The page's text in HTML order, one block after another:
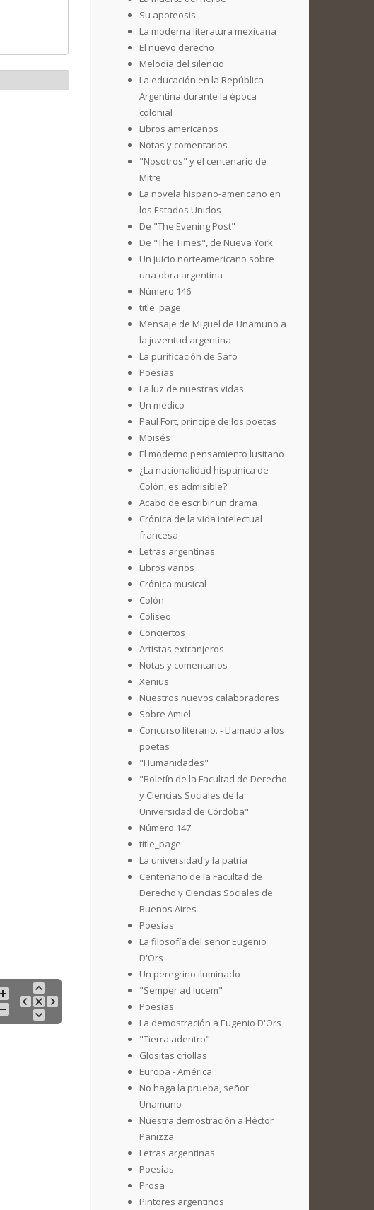
Su apoteosis
La moderna literatura mexicana
El nuevo derecho
Melodía del silencio
La educación en la República
Argentina durante la época
colonial
Libros americanos
Notas y comentarios
"Nosotros" y el centenario de
Mitre
La novela hispano-americano en
los Estados Unidos
De "The Evening Post"
De "The Times", de Nueva York
Un juicio norteamericano sobre
una obra argentina
Número 146
title_page
Mensaje de Miguel de Unamuno a
la juventud argentina
La purificación de Safo
Poesías
La luz de nuestras vidas
Un medico
Paul Fort, principe de los poetas
Moisés
El moderno pensamiento lusitano
¿La nacionalidad hispanica de
Colón, es admisible?
Acabo de escribir un drama
Crónica de la vida intelectual
francesa
Letras argentinas
Libros varios
Crónica musical
Colón
Coliseo
Conciertos
Artistas extranjeros
Notas y comentarios
Xenius
Nuestros nuevos calaboradores
Sobre Amiel
Concurso literario. - Llamado a los
poetas
"Humanidades"
"Boletín de la Facultad de Derecho
y Ciencias Sociales de la
Universidad de Córdoba"
Número 147
title_page
La universidad y la patria
Centenario de la Facultad de
Derecho y Ciencias Sociales de
Buenos Aires
Poesías
La filosofía del señor Eugenio
D'Ors
Un peregrino iluminado
"Semper ad lucem"
Poesías
La demostración a Eugenio D'Ors
"Tierra adentro"
Glositas criollas
Europa - América
No haga la prueba, señor
Unamuno
Nuestra demostración a Héctor
Panizza
Letras argentinas
Poesías
Prosa
Pintores argentinos